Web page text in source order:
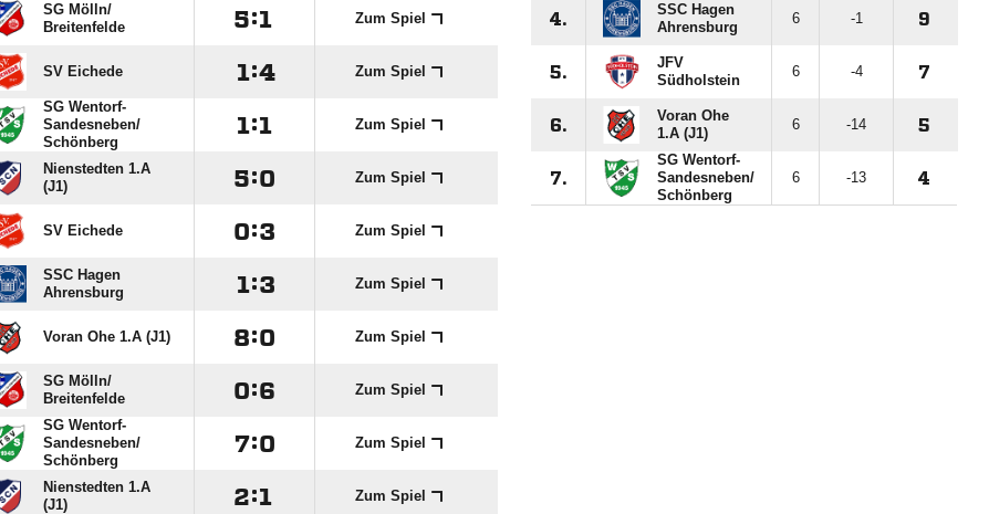
SG Mölln/​
Breitenfelde
: Zum Spiel
SV Eichede : Zum Spiel
SG Wentorf-
Sandesneben/​
Schönberg
: Zum Spiel
Nienstedten 1.A
(J1)
: Zum Spiel
SV Eichede : Zum Spiel
SSC Hagen
Ahrensburg
: Zum Spiel
Voran Ohe 1.A (J1) : Zum Spiel
SG Mölln/​
Breitenfelde
: Zum Spiel
SG Wentorf-
Sandesneben/​
Schönberg
: Zum Spiel
Nienstedten 1.A
(J1)
: Zum Spiel
4.
SSC Hagen
Ahrensburg
6 -1 9
5.
JFV
Südholstein
6 -4 7
6.
Voran Ohe
1.A (J1)
6 -14 5
7.
SG Wentorf-
Sandesneben/​
Schönberg
6 -13 4